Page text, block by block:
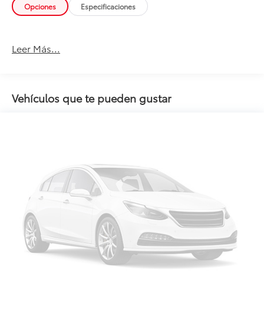
Opciones Especificaciones
Leer Más...
Vehículos que te pueden gustar